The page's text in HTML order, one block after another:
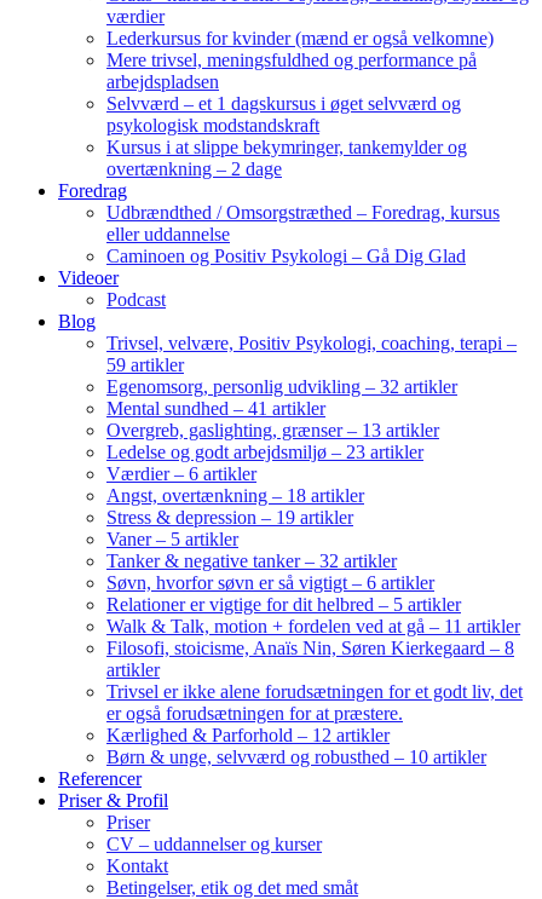
værdier
Lederkursus for kvinder (mænd er også velkomne)
Mere trivsel, meningsfuldhed og performance på
arbejdspladsen
Selvværd – et 1 dagskursus i øget selvværd og
psykologisk modstandskraft
Kursus i at slippe bekymringer, tankemylder og
overtænkning – 2 dage
Foredrag
Udbrændthed / Omsorgstræthed – Foredrag, kursus
eller uddannelse
Caminoen og Positiv Psykologi – Gå Dig Glad
Videoer
Podcast
Blog
Trivsel, velvære, Positiv Psykologi, coaching, terapi –
59 artikler
Egenomsorg, personlig udvikling – 32 artikler
Mental sundhed – 41 artikler
Overgreb, gaslighting, grænser – 13 artikler
Ledelse og godt arbejdsmiljø – 23 artikler
Værdier – 6 artikler
Angst, overtænkning – 18 artikler
Stress & depression – 19 artikler
Vaner – 5 artikler
Tanker & negative tanker – 32 artikler
Søvn, hvorfor søvn er så vigtigt – 6 artikler
Relationer er vigtige for dit helbred – 5 artikler
Walk & Talk, motion + fordelen ved at gå – 11 artikler
Filosofi, stoicisme, Anaïs Nin, Søren Kierkegaard – 8
artikler
Trivsel er ikke alene forudsætningen for et godt liv, det
er også forudsætningen for at præstere.
Kærlighed & Parforhold – 12 artikler
Børn & unge, selvværd og robusthed – 10 artikler
Referencer
Priser & Profil
Priser
CV – uddannelser og kurser
Kontakt
Betingelser, etik og det med småt